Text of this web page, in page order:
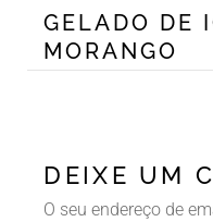
GELADO DE
MORANGO
DEIXE UM
O seu endereço de